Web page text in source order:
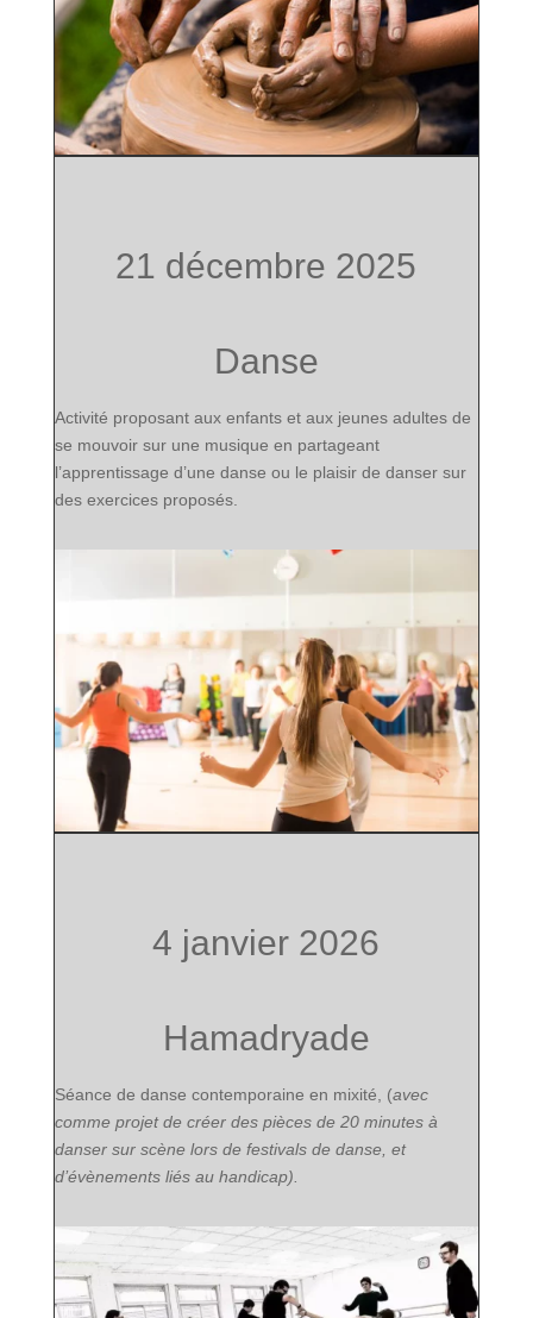
21 décembre 2025
Danse
Activité proposant aux enfants et aux jeunes adultesde
se mouvoir sur une musique en partageant
l’apprentissage d’une danse ou le plaisir de danser sur
des exercices proposés.
4 janvier 2026
Hamadryade
Séance de danse contemporaine en mixité, (avec
comme projet de créer des pièces de 20 minutes à
danser sur scène lors de festivals de danse, et
d’évènements liés au handicap).